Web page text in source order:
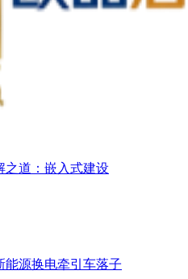
之道：嵌入式建设